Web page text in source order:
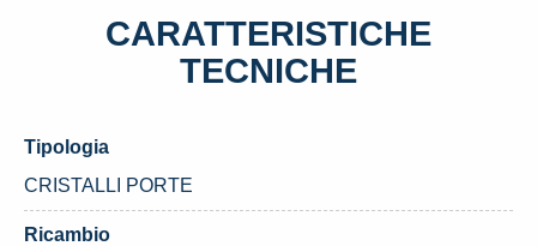
CARATTERISTICHE
TECNICHE
Tipologia
CRISTALLI PORTE
Ricambio